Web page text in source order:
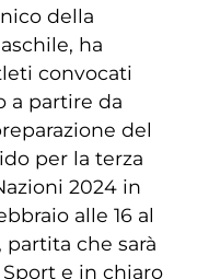
della
ha
convocati
a partire da
del
per la terza
2024 in
alle 16 al
che sarà
e in chiaro